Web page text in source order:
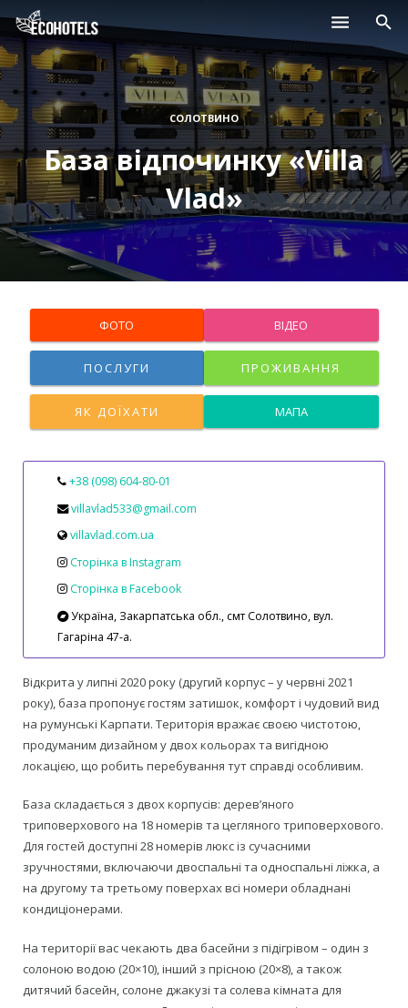
Населені пункти
Курорти
Дитячі табори
Магазини
Нерухомість
База відпочинку «Villa
Vlad»
СОЛОТВИНО
ФОТО ВІДЕО
ПОСЛУГИ ПРОЖИВАННЯ
ЯК ДОЇХАТИ МАПА
+38 (098) 604-80-01
villavlad533@gmail.com
villavlad.com.ua
Сторінка в Instagram
Сторінка в Facebook
Україна, Закарпатська обл., смт Солотвино, вул.
Гагаріна 47-а.
Відкрита у липні 2020 року (другий корпус – у червні 2021
року), база пропонує гостям затишок, комфорт і чудовий вид
на румунські Карпати. Територія вражає своєю чистотою,
продуманим дизайном у двох кольорах та вигідною
локацією, що робить перебування тут справді особливим.
База складається з двох корпусів: дерев’яного
триповерхового на 18 номерів та цегляного триповерхового.
Для гостей доступні 28 номерів люкс із сучасними
зручностями, включаючи двоспальні та односпальні ліжка, а
на другому та третьому поверхах всі номери обладнані
кондиціонерами.
На території вас чекають два басейни з підігрівом – один з
солоною водою (20×10), інший з прісною (20×8), а також
дитячий басейн, солоне джакузі та солева кімната для